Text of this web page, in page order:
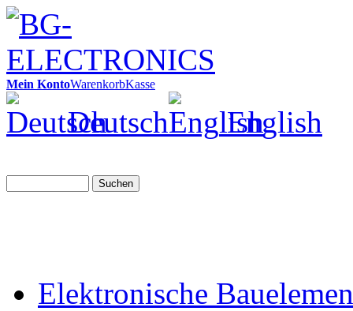
Mein KontoWarenkorbKasse
Deutsch English
Suchen
Elektronische